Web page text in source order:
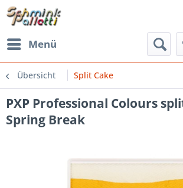
Menü
Übersicht Split Cake
PXP Professional Colours
Spring Break